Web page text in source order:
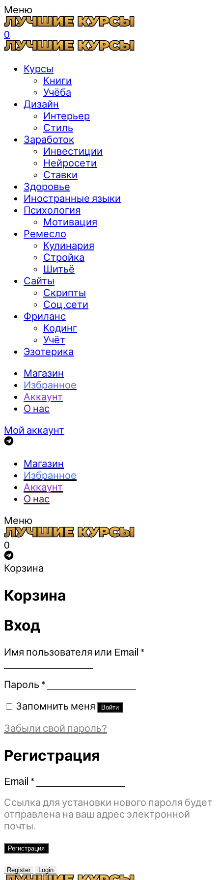
Меню
0
Курсы
Книги
Учёба
Дизайн
Интерьер
Стиль
Заработок
Инвестиции
Нейросети
Ставки
Здоровье
Иностранные языки
Психология
Мотивация
Ремесло
Кулинария
Стройка
Шитьё
Сайты
Скрипты
Соц.сети
Фриланс
Кодинг
Учёт
Эзотерика
Магазин
Избранное
Аккаунт
О нас
Мой аккаунт
Магазин
Избранное
Аккаунт
О нас
Меню
0
Корзина
Корзина
Вход
Имя пользователя или Email *Обязательно
Пароль *Обязательно
Запомнить меня Войти
Забыли свой пароль?
Регистрация
Email *Обязательно
Ссылка для установки нового пароля будет
отправлена ​​на ваш адрес электронной
почты.
Регистрация
Register Login